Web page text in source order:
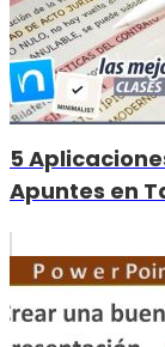
5
Apuntes en